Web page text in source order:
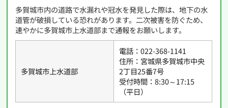
多賀城市内の道路で水漏れや冠水を発見した際は、地下の水
道管が破損している恐れがあります。二次被害を防ぐため、
速やかに多賀城市上水道部まで通報をお願いします。
多賀城市上水道部
電話：022-368-1141
住所：宮城県多賀城市中央
2丁目25番7号
受付時間：8:30～17:15
（平日）